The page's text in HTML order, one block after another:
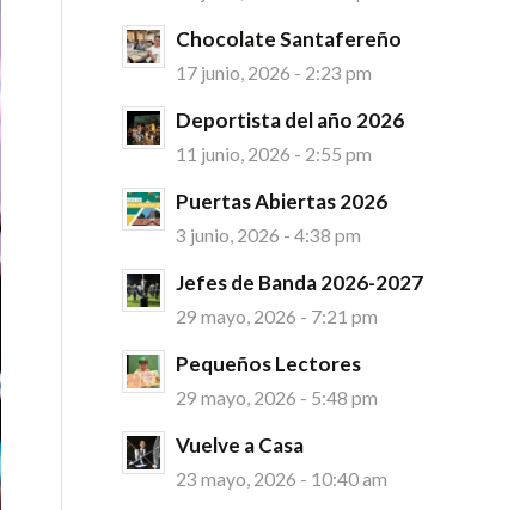
Chocolate Santafereño
17 junio, 2026 - 2:23 pm
Deportista del año 2026
11 junio, 2026 - 2:55 pm
Puertas Abiertas 2026
3 junio, 2026 - 4:38 pm
Jefes de Banda 2026-2027
29 mayo, 2026 - 7:21 pm
Pequeños Lectores
29 mayo, 2026 - 5:48 pm
Vuelve a Casa
23 mayo, 2026 - 10:40 am